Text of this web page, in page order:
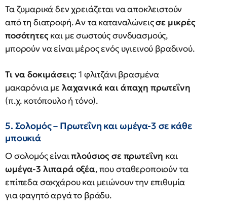
Τα ζυμαρικά δεν χρειάζεται να αποκλειστούν
από τη διατροφή. Αν τα καταναλώνειςσε μικρές
ποσότητεςκαι με σωστούς συνδυασμούς,
μπορούν να είναι μέρος ενός υγιεινού βραδινού.
Τι να δοκιμάσεις: 1 φλιτζάνι βρασμένα
μακαρόνια με λαχανικά και άπαχη πρωτεΐνη
(π.χ. κοτόπουλο ή τόνο).
5. Σολομός – Πρωτεΐνη και ωμέγα-3 σε κάθε
μπουκιά
Ο σολομός είναιπλούσιος σε πρωτεΐνη και
ωμέγα-3 λιπαρά οξέα, που σταθεροποιούν τα
επίπεδα σακχάρου και μειώνουν την επιθυμία
για φαγητό αργά το βράδυ.